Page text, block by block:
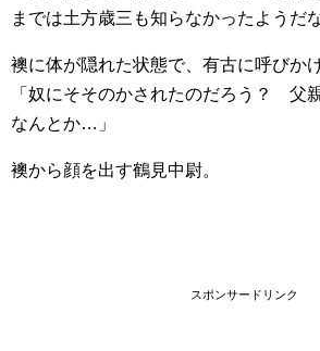
までは土方歳三も知らなかったようだな
襖に体が隠れた状態で、有古に呼びか
「奴にそそのかされたのだろう？ 父
なんとか…」
襖から顔を出す鶴見中尉。
スポンサードリンク